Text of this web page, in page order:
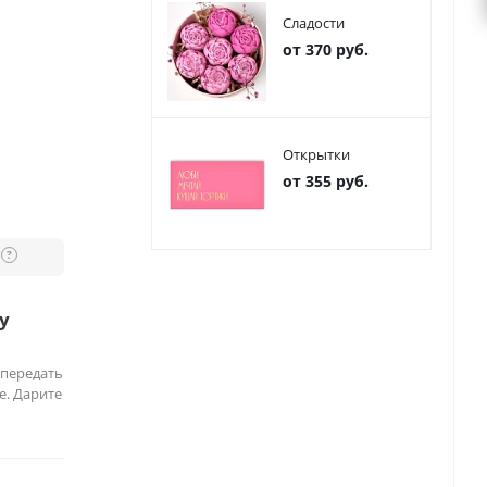
?
Дарите
Сладости
от 370 руб.
Открытки
от 355 руб.